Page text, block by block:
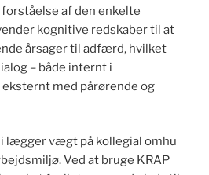
af den enkelte
kognitive redskaber til at
årsager til adfærd, hvilket
– både internt i
med pårørende og
lægger vægt på kollegial omhu
Ved at bruge KRAP